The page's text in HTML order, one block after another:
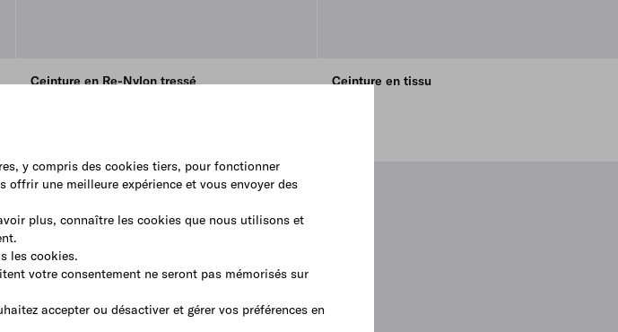
y compris des cookies tiers, pour fonctionner
une meilleure expérience et vous envoyer des
plus, connaître les cookies que nous utilisons et
les cookies.
votre consentement ne seront pas mémorisés sur
accepter ou désactiver et gérer vos préférences en
Ceinture en Re-Nylon tressé
Ceinture en tissu